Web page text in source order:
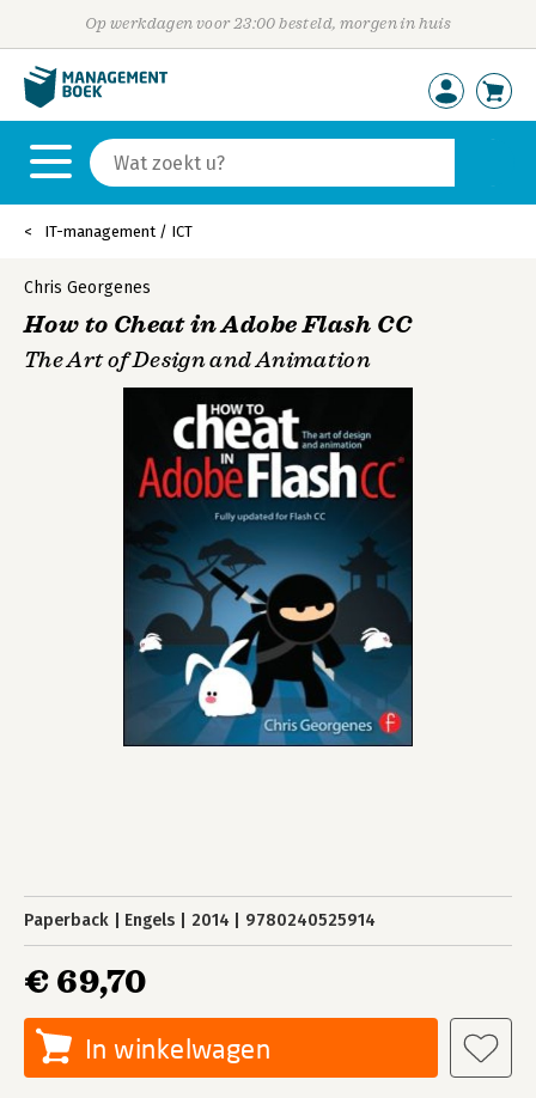
Op werkdagen voor 23:00 besteld, morgen in huis
IT-management / ICT
Chris Georgenes
How to Cheat in Adobe Flash CC
The Art of Design and Animation
Paperback Engels 2014 9780240525914
€ 69,70
In winkelwagen